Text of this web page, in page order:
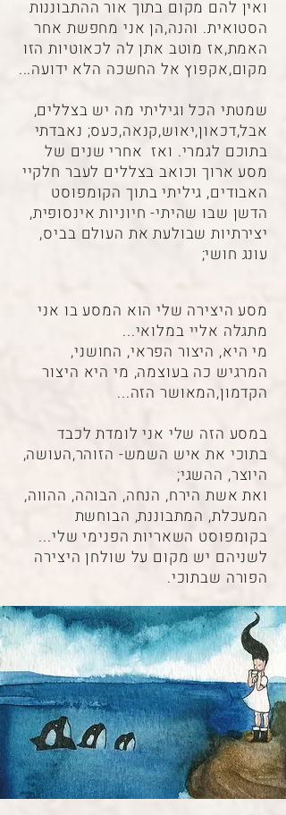
ואין להם מקום בתוך אור ההתבוננות
הסטואית. והנה,הן אני מחפשת אחר
האמת,אז מוטב אתן לה לכאוטיות הזו
מקום,אקפוץ אל החשכה הלא ידועה...
שמטתי הכל וגיליתי מה יש בצללים,
אבל,דכאון,יאוש,קנאה,כעס; נאבדתי
בתוכם לגמרי. ואז אחרי שנים של
מסע ארוך וכואב בצללים לעבר חלקיי
האבודים, גיליתי בתוך הקומפוסט
הדשן שבו שהיתי- חיוניות אינסופית,
יצירתיות שבולעת את העולם בביס,
עונג חושי;
מסע היצירה שלי הוא המסע בו אני
מתגלה אליי במלואי...
מי היא, היצור הפראי, החושני,
המרגיש כה בעוצמה, מי היא היצור
הקדמון,המאושר הזה...
במסע הזה שלי אני לומדת לכבד
בתוכי את איש השמש- הזוהר,העושה,
היוצר, ההשגי;
ואת אשת הירח, הנחה, הבוהה, ההווה,
המעכלת, המתבוננת, הבוחשת
בקומפוסט השאריות הפנימי שלי...
לשניהם יש מקום על שולחן היצירה
הפורה שבתוכי.